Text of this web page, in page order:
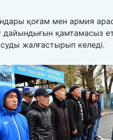
қоғам мен армия
қамтамасыз
жалғастырып келеді.